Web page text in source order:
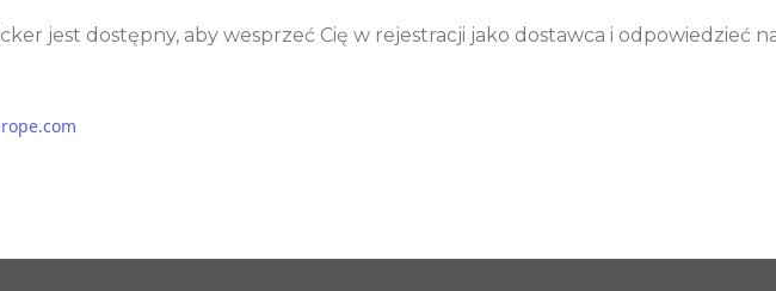
jest dostępny, aby wesprzeć Cię w rejestracji jako dostawca i odpowiedzieć